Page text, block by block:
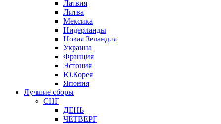
Латвия
Литва
Мексика
Нидерланды
Новая Зеландия
Украина
Франция
Эстония
Ю.Корея
Япония
Лучшие сборы
СНГ
ДЕНЬ
ЧЕТВЕРГ